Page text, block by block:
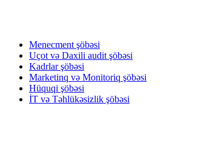
Menecment şöbəsi
Uçot və Daxili audit şöbəsi
Kadrlar şöbəsi
Marketinq və Monitoriq şöbəsi
Hüquqi şöbəsi
İT və Təhlükəsizlik şöbəsi